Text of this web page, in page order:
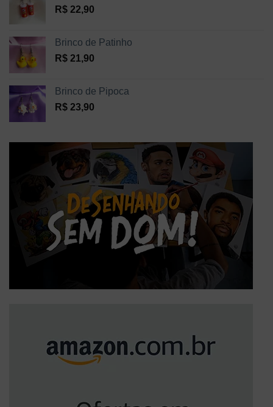
R$ 22,90
Brinco de Patinho
R$ 21,90
Brinco de Pipoca
R$ 23,90